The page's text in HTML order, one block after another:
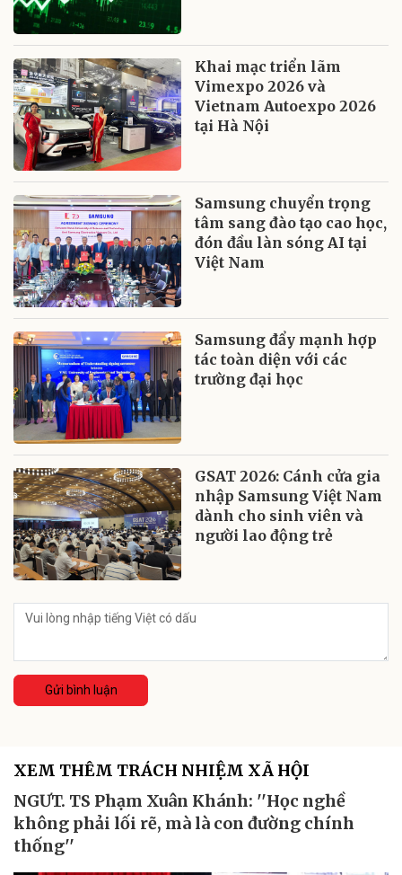
Khai mạc triển lãm
Vimexpo 2026 và
Vietnam Autoexpo 2026
tại Hà Nội
Samsung chuyển trọng
tâm sang đào tạo cao học,
đón đầu làn sóng AI tại
Việt Nam
Samsung đẩy mạnh hợp
tác toàn diện với các
trường đại học
GSAT 2026: Cánh cửa gia
nhập Samsung Việt Nam
dành cho sinh viên và
người lao động trẻ
Gửi bình luận
XEM THÊM TRÁCH NHIỆM XÃ HỘI
NGƯT. TS Phạm Xuân Khánh: ''Học nghề
không phải lối rẽ, mà là con đường chính
thống''